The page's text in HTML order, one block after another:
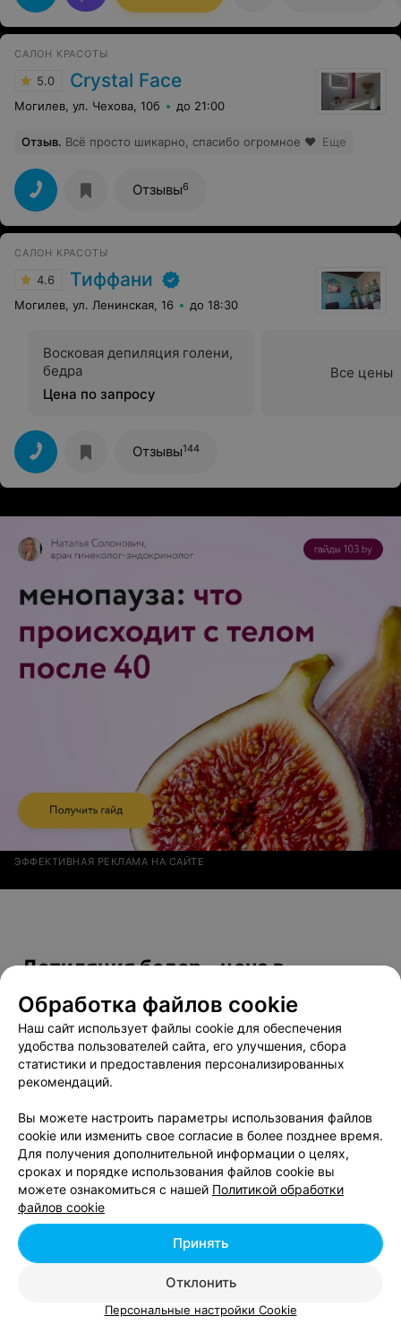
САЛОН КРАСОТЫ
5.0 Crystal Face
Могилев, ул. Чехова, 10б до 21:00
Отзыв. Всё просто шикарно, спасибо огромное ❤️ Еще
Отзывы6
САЛОН КРАСОТЫ
4.6 Тиффани
Могилев, ул. Ленинская, 16 до 18:30
Восковая депиляция голени,
бедра
Цена по запросу
Все цены
Отзывы144
ЭФФЕКТИВНАЯ РЕКЛАМА НА САЙТЕ
Депиляция бедер - цена в
Могилеве
Бедро (сахар/воск)
от 11 руб.
Депиляция бедер
от 18 руб.
Добавить компанию
Обработка файлов cookie
Наш сайт использует файлы cookie для обеспечения
удобства пользователей сайта, его улучшения, сбора
статистики и предоставления персонализированных
рекомендаций.
Вы можете настроить параметры использования файлов
cookie или изменить свое согласие в более позднее время.
Для получения дополнительной информации о целях,
сроках и порядке использования файлов cookie вы
можете ознакомиться с нашей Политикой обработки
файлов cookie
Отклонить
Принять
Персональные настройки Cookie